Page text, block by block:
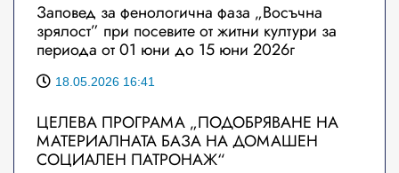
Заповед за фенологична фаза „Восъчна
зрялост” при посевите от житни култури за
периода от 01 юни до 15 юни 2026г
18.05.2026 16:41
ЦЕЛЕВА ПРОГРАМА „ПОДОБРЯВАНЕ НА
МАТЕРИАЛНАТА БАЗА НА ДОМАШЕН
СОЦИАЛЕН ПАТРОНАЖ“